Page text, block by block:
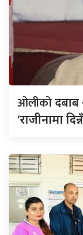
ओलीकोदबाब
‘राजीनामा